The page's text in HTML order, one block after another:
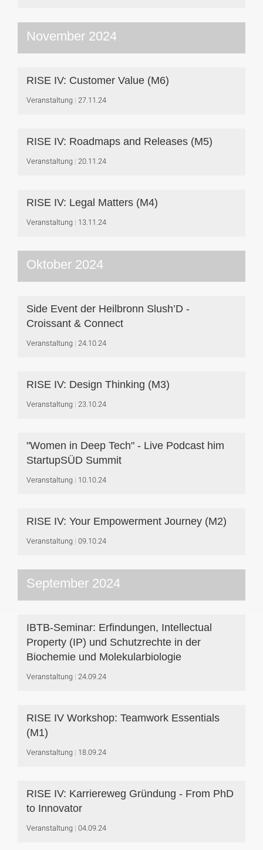
November 2024
RISE IV: Customer Value (M6)
Veranstaltung 27.11.24
RISE IV: Roadmaps and Releases (M5)
Veranstaltung 20.11.24
RISE IV: Legal Matters (M4)
Veranstaltung 13.11.24
Oktober 2024
Side Event der Heilbronn Slush’D -
Croissant & Connect
Veranstaltung 24.10.24
RISE IV: Design Thinking (M3)
Veranstaltung 23.10.24
"Women in Deep Tech" - Live Podcast him
StartupSÜD Summit
Veranstaltung 10.10.24
RISE IV: Your Empowerment Journey (M2)
Veranstaltung 09.10.24
September 2024
IBTB-Seminar: Erfindungen, Intellectual
Property (IP) und Schutzrechte in der
Biochemie und Molekularbiologie
Veranstaltung 24.09.24
RISE IV Workshop: Teamwork Essentials
(M1)
Veranstaltung 18.09.24
RISE IV: Karriereweg Gründung - From PhD
to Innovator
Veranstaltung 04.09.24